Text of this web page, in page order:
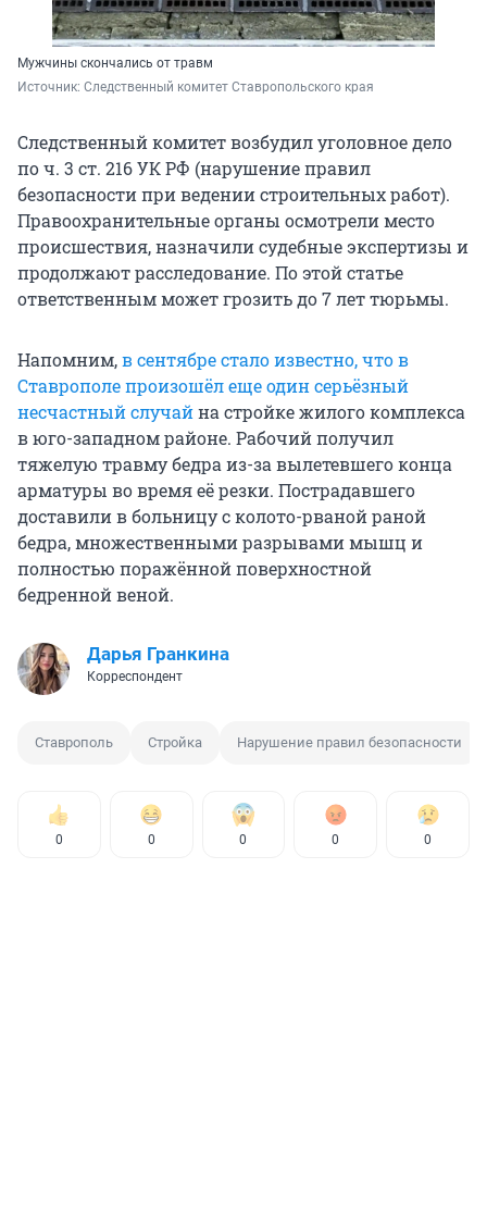
Мужчины скончались от травм
Источник: Следственный комитет Ставропольского края
Следственный комитет возбудил уголовное дело
по ч. 3 ст. 216 УК РФ (нарушение правил
безопасности при ведении строительных работ).
Правоохранительные органы осмотрели место
происшествия, назначили судебные экспертизы и
продолжают расследование. По этой статье
ответственным может грозить до 7 лет тюрьмы.
Напомним,в сентябре стало известно, что в
Ставрополе произошёл еще один серьёзный
несчастный случайна стройке жилого комплекса
в юго-западном районе. Рабочий получил
тяжелую травму бедра из-за вылетевшего конца
арматуры во время её резки. Пострадавшего
доставили в больницу с колото-рваной раной
бедра, множественными разрывами мышц и
полностью поражённой поверхностной
бедренной веной.
Дарья Гранкина
Корреспондент
Ставрополь Стройка Нарушение правил безопасности
0 0 0 0 0